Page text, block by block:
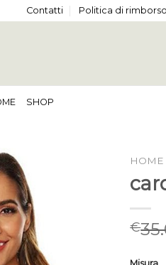
Contatti Politica di
SHOP
HOME
€
Misura